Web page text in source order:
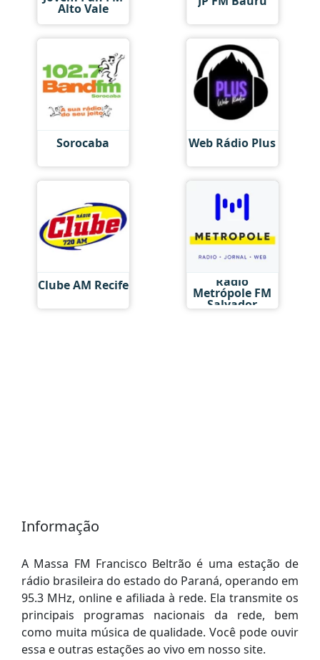
Alto Vale
Sorocaba Web Rádio Plus
Clube AM Recife Rádio
Metrópole FM
Salvador
Informação
A Massa FM Francisco Beltrão é uma estação de
rádio brasileira do estado do Paraná, operando em
95.3 MHz, online e afiliada à rede. Ela transmite os
principais programas nacionais da rede, bem
como muita música de qualidade. Você pode ouvir
essa e outras estações ao vivo em nosso site.